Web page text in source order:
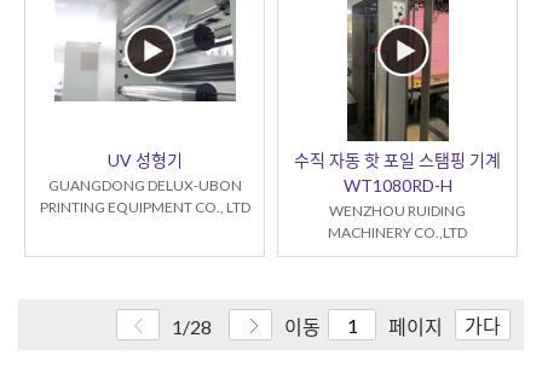
UV 성형기
GUANGDONG DELUX-UBON
PRINTING EQUIPMENT CO., LTD
수직 자동 핫 포일 스탬핑 기계
WT1080RD-H
WENZHOU RUIDING
MACHINERY CO.,LTD
1/28 이동 페이지 가다